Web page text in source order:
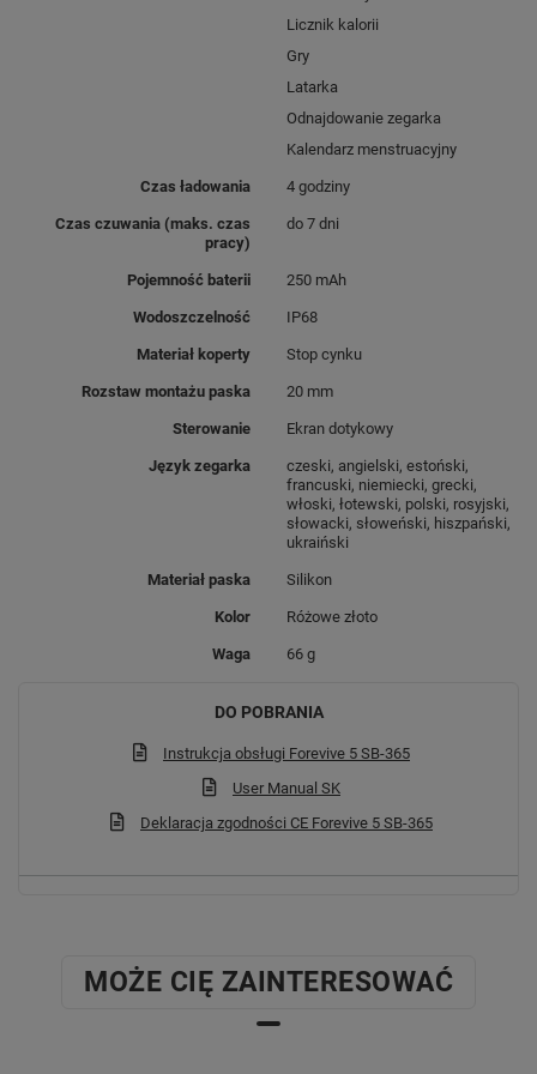
kobiecy, funkcjonalny i
. Wszystko,
czego potrzebujesz, zawsze
masz w zasięgu ręki.
Przekonaj się sama, że
zastąpić smartfon i
Cięwe wszystkich
codziennych wyzwaniach.
Licznik kalorii
Gry
Latarka
Odnajdowanie zegarka
Kalendarz menstruacyjny
Czas ładowania 4 godziny
Czas czuwania (maks. czas
pracy)
do 7 dni
Pojemność baterii 250 mAh
Wodoszczelność IP68
Materiał koperty Stop cynku
Rozstaw montażu paska 20 mm
Sterowanie Ekran dotykowy
Język zegarka
czeski, angielski, estoński,
francuski, niemiecki, grecki,
włoski, łotewski, polski, rosyjski,
słowacki, słoweński, hiszpański,
ukraiński
Materiał paska Silikon
Kolor Różowe złoto
Waga 66 g
DO POBRANIA
Instrukcja obsługi Forevive 5 SB-365
User Manual SK
Deklaracja zgodności CE Forevive 5 SB-365
MOŻE CIĘ ZAINTERESOWAĆ